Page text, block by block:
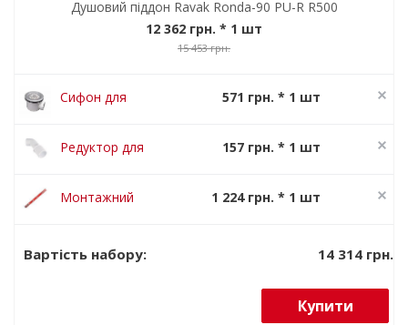
Душовий піддон Ravak Ronda-90 PU-R R500
12 362 грн. * 1 шт
15 453 грн.
Сифон для
піддона Ravak
571 грн. * 1 шт
Редуктор для
40/50 мм
157 грн. * 1 шт
Монтажний
1 224 грн. * 1 шт
Вартість набору: 14 314 грн.
Купити